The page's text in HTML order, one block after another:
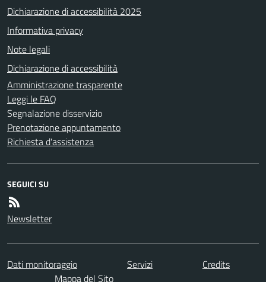
Dichiarazione di accessibilità 2025
Informativa privacy
Note legali
Dichiarazione di accessibilità
Amministrazione trasparente
Leggi le FAQ
Segnalazione disservizio
Prenotazione appuntamento
Richiesta d'assistenza
SEGUICI SU
Newsletter
Dati monitoraggio Servizi
Credits
Mappa del Sito